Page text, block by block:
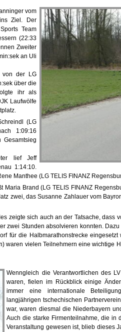
vom
Ziel. Der
Team
(22:33
Zweiter
an Uli
von der LG
über die
ihr als
Laufwölfe
(LG
1:09:16
lief Jeff
1:14:10.
Manthee (LG TELIS FINANZ
Brand (LG TELIS FINANZ
zwei, das Susanne Zahlauer vom
zeigte sich auch an der Tatsache, dass
zwei Stunden absolvieren konnten.
für die Halbmarathonstrecke
waren vielen Teilnehmern eine wichtige
Wenngleich die Verantwortlichen des
waren, fielen im Rückblick einige
immer eine internationale
langjährigen tschechischen
war, waren diesmal die Niederbayern
Auch die starke Firmenteilnahme, die in
Veranstaltung gewesen ist, blieb dieses